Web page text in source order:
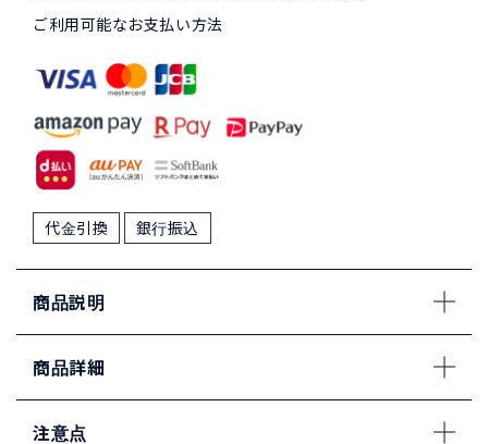
ご利用可能なお支払い方法
代金引換 銀行振込
商品説明
商品詳細
注意点